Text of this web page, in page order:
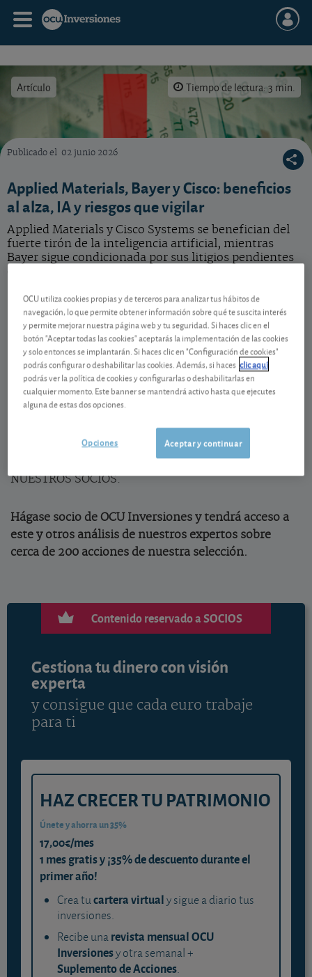
Artículo Tiempo de lectura: 3 min.
Publicado el 02 junio 2026
Applied Materials, Bayer y Cisco: beneficios
al alza, IA y riesgos que vigilar
Applied Materials y Cisco Systems se benefician del
fuerte tirón de la inteligencia artificial, mientras
Bayer sigue condicionada por sus litigios pendientes
Applied Materials
El fabricante de equipos para el sector de
semicondutores,Applied Materials, prevé que sus
ingresos y el beneficio por acción crezcan un 23% y
35%, respectivamente en el tercer trimestre (cierre
31/10), superando sus objetivos. Ello se debe a la
fuerte demanda de fabricantes de semiconductores,
que se enfrentan a una falta de capacidad de
producción... CONTENIDO RESERVADO A
NUESTROS SOCIOS.
Hágase socio de OCU Inversiones y tendrá acceso a
este y otros análisis de nuestros expertos sobre
cerca de 200 acciones de nuestra selección.
Contenido reservado a SOCIOS
Gestiona tu dinero con visión
experta
y consigue que cada euro trabaje
para ti
HAZ CRECER TU PATRIMONIO
Únete y ahorra un 35%
17,00€/mes
1 mes gratis y ¡35% de descuento durante el
primer año!
Crea tucartera virtualy sigue a diario tus
inversiones.
Recibe unarevista mensual OCU
Inversionesy otra semanal +
Suplemento de Acciones.
OCU utiliza cookies propias y de terceros para analizar tus hábitos de
navegación, lo que permite obtener información sobre qué te suscita interés
y permite mejorar nuestra página web y tu seguridad. Si haces clic en el
botón "Aceptar todas las cookies" aceptarás la implementación de las cookies
y solo entonces se implantarán. Si haces clic en "Configuración de cookies"
podrás configurar o deshabilitar las cookies. Además, si haces clic aquí
podrás ver la política de cookies y configurarlas o deshabilitarlas en
cualquier momento. Este banner se mantendrá activo hasta que ejecutes
alguna de estas dos opciones.
Aceptar y continuar
Opciones